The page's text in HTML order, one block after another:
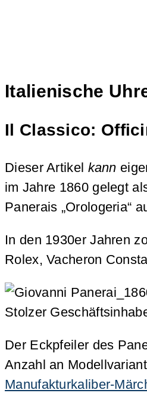
Italienische
Il Classico:
Dieser Artikel kann
im Jahre 1860 gelegt
Panerais „Orologeria“
In den 1930er Jahren
Rolex, Vacheron
Stolzer
Der Eckpfeiler des
Anzahl an
Manufakturkaliber-